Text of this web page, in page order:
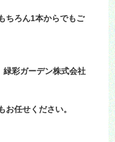
ちろん1本からでもご
彩ガーデン株式会社
お任せください。